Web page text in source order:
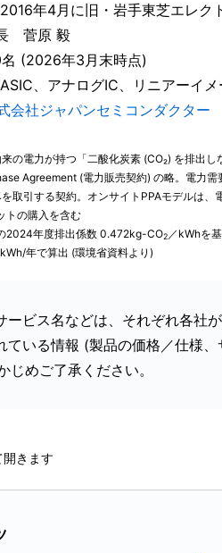
年4月に旧・岩手東芝エレ
菅原 毅
(2026年3月末時点)
、アナログIC、リニアーイ
会社ジャパンセミコンダクター
の電力が持つ「二酸化炭素 (CO₂) を排出
Agreement (電力販売契約) の略。電力
取引する契約。オンサイトPPAモデルは
トの購入を含む
2024年度排出係数 0.472kg-CO2／kWhを
年で算出 (環境省資料より)
ビス名などは、それぞれ各社
ている情報 (製品の価格／仕様
じめご了承ください。
きます